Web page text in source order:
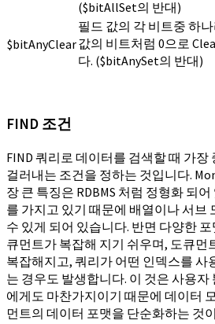
($bitAllSet의 반대)
$bitAnyClear
필드 값의 각 비트중 하
값의 비트처럼 0으로
다. ($bitAnySet의 반대)
FIND 조건
FIND 쿼리로 데이터를 검색할 때 가장
걸러내는 조건을 정하는 것입니다.
장 큰 특징은 RDBMS 처럼 정형화 되
를 가지고 있기 때문에 배열이나 서브
수 있게 되어 있습니다. 반면 다양한
큐먼트가 복잡해 지기 쉬우며, 도큐먼
복잡해지고, 쿼리가 어떤 인덱스를 사
는 경우도 발생합니다. 이 것은 사용
에게도 마찬가지이기 때문에 데이터
먼트의 데이터 포맷을 단순화하는 것